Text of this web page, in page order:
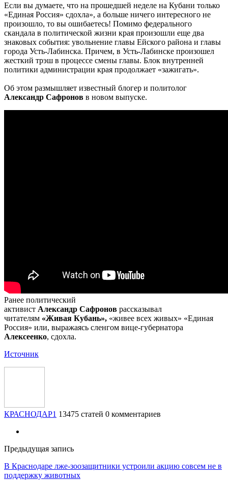
Если вы думаете, что на прошедшей неделе на Кубани только
«Единая Россия» сдохла», а больше ничего интересного не
произошло, то вы ошибаетесь! Помимо федерального
скандала в политической жизни края произошли еще два
знаковых события: увольнение главы Ейского района и главы
города Усть-Лабинска. Причем, в Усть-Лабинске произошел
жесткий трэш в процессе смены главы. Блок внутренней
политики администрации края продолжает «зажигать».
Об этом размышляет известный блогер и политолог
Александр Сафронов в новом выпуске.
Ранее политический
активист Александр Сафронов рассказывал
читателям «Живая Кубань», «живее всех живых» «Единая
Россия» или, выражаясь сленгом вице-губернатора
Алексеенко, сдохла.
Источник
КРАСНОДАР1 13475 статей 0 комментариев
Предыдущая запись
В Краснодаре лже-зоозащитники устроили акцию совсем не в
поддержку животных